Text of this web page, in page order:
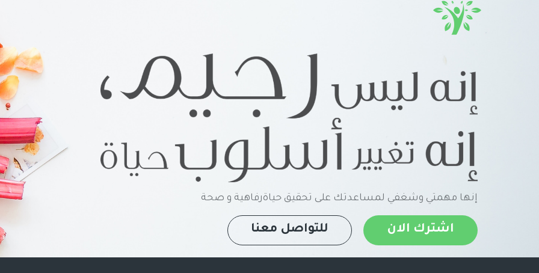
إنها مهمتي وشغفي لمساعدتك على تحقيق حياةرفاهية و صحة
اشترك الان للتواصل معنا